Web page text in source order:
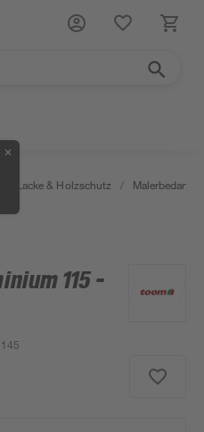
✕
Lacke & Holzschutz / Malerbedarf
115 -